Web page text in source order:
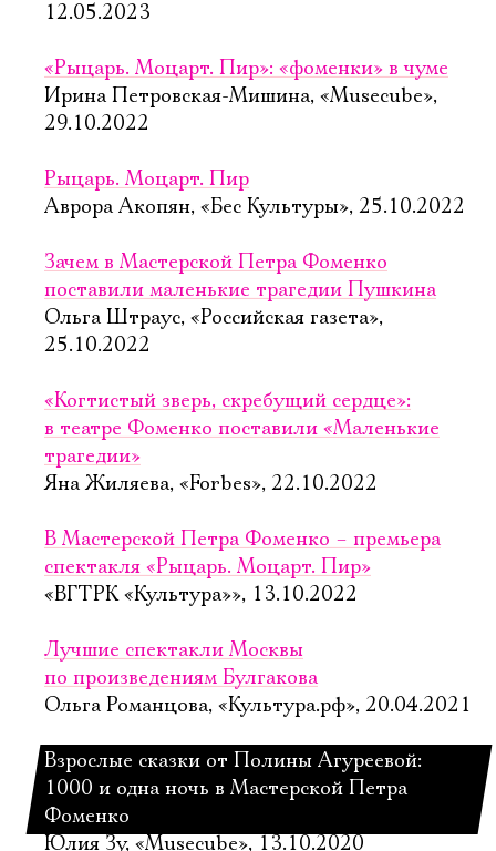
12.05.2023
«Рыцарь. Моцарт. Пир»: «фоменки» в чуме
Ирина Петровская-Мишина, «Musecube»,
29.10.2022
Рыцарь. Моцарт. Пир
Аврора Акопян, «Бес Культуры», 25.10.2022
Зачем в Мастерской Петра Фоменко
поставили маленькие трагедии Пушкина
Ольга Штраус, «Российская газета»,
25.10.2022
«Когтистый зверь, скребущий сердце»:
в театре Фоменко поставили «Маленькие
трагедии»
Яна Жиляева, «Forbes», 22.10.2022
В Мастерской Петра Фоменко – премьера
спектакля «Рыцарь. Моцарт. Пир»
«ВГТРК «Культура»», 13.10.2022
Лучшие спектакли Москвы
по произведениям Булгакова
Ольга Романцова, «Культура.рф», 20.04.2021
Взрослые сказки от Полины Агуреевой:
1000 и одна ночь в Мастерской Петра
Фоменко
Юлия Зу, «Musecube», 13.10.2020